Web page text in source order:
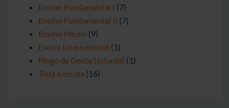
Ensino Fundamental I (7)
Ensino Fundamental II (7)
Ensino Médio (9)
Escola Internacional (1)
Pingo de Gente (Infantil) (1)
Toda a escola (16)